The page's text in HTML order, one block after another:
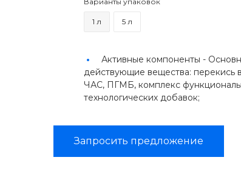
1 л 5 л
Активные компоненты -
действующие вещества: перекись
ЧАС, ПГМБ, комплекс
технологических добавок;
Запросить предложение